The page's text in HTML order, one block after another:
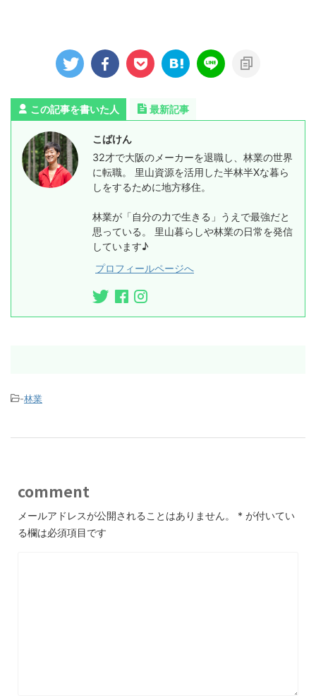
この記事を書いた人 最新記事
こばけん
32才で大阪のメーカーを退職し、林業の世界
に転職。 里山資源を活用した半林半Xな暮ら
しをするために地方移住。
林業が「自分の力で生きる」うえで最強だと
思っている。 里山暮らしや林業の日常を発信
しています♪
プロフィールページへ
-林業
comment
メールアドレスが公開されることはありません。 * が付いてい
る欄は必須項目です